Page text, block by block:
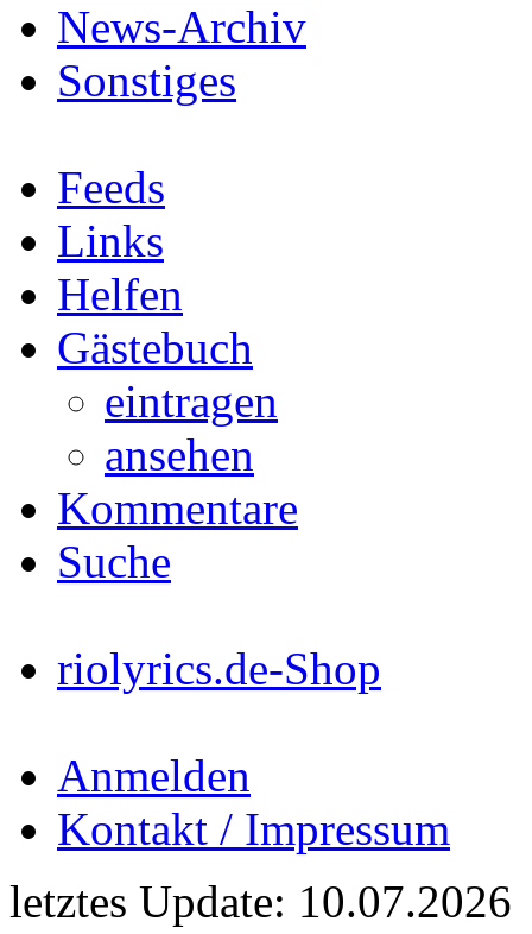
News-Archiv
Sonstiges
Feeds
Links
Helfen
Gästebuch
eintragen
ansehen
Kommentare
Suche
riolyrics.de-Shop
Anmelden
Kontakt / Impressum
letztes Update: 10.07.2026